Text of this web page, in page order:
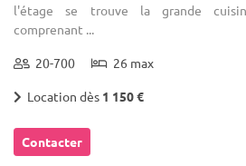
l'étage se trouve la grande
comprenant ...
20-700 26 max
Location dès 1 150 €
Contacter